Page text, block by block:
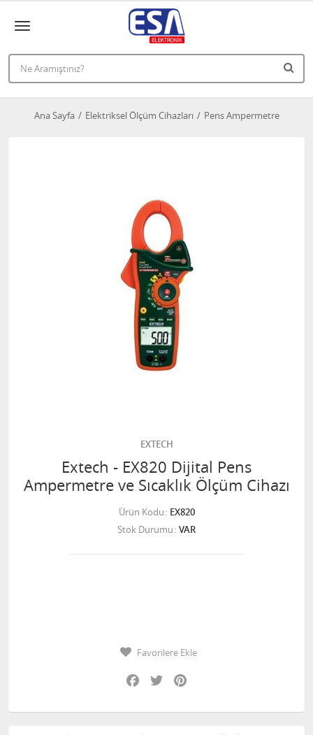
Ana Sayfa Elektriksel Ölçüm Cihazları Pens Ampermetre
EXTECH
Extech - EX820 Dijital Pens
Ampermetre ve Sıcaklık Ölçüm Cihazı
Ürün Kodu EX820
Stok Durumu VAR
Favorilere Ekle
Facebook
Twitter